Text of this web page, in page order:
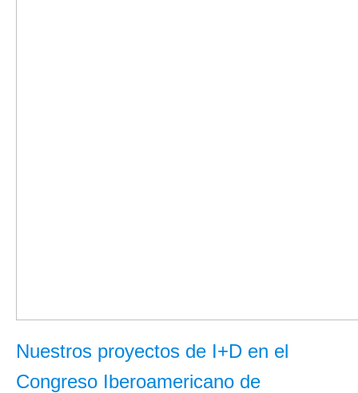
Nuestros proyectos de I+D en el
Congreso Iberoamericano de